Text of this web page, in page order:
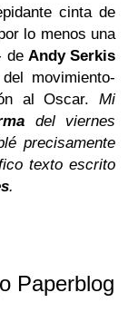
cinta de
lo menos una
de Andy Serkis
movimiento-
al Oscar. Mi
del viernes
precisamente
texto escrito
.